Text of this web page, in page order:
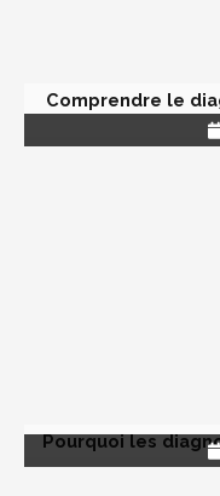
Comprendre le
Pourquoi les